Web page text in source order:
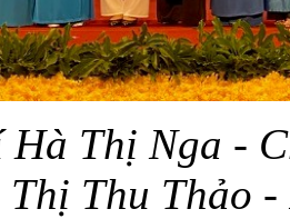
Thị Nga -
Thu Thảo -